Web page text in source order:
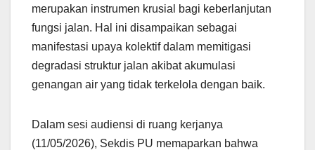
merupakan instrumen krusial bagi keberlanjutan
fungsi jalan. Hal ini disampaikan sebagai
manifestasi upaya kolektif dalam memitigasi
degradasi struktur jalan akibat akumulasi
genangan air yang tidak terkelola dengan baik.
Dalam sesi audiensi di ruang kerjanya
(11/05/2026), Sekdis PU memaparkan bahwa